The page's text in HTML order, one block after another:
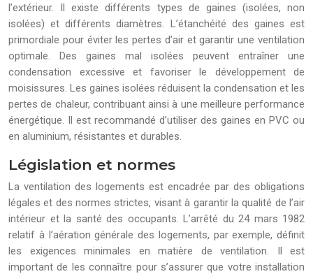
l’extérieur. Il existe différents types de gaines (isolées, non
isolées) et différents diamètres. L’étanchéité des gaines est
primordiale pour éviter les pertes d’air et garantir une ventilation
optimale. Des gaines mal isolées peuvent entraîner une
condensation excessive et favoriser le développement de
moisissures. Les gaines isolées réduisent la condensation et les
pertes de chaleur, contribuant ainsi à une meilleure performance
énergétique. Il est recommandé d’utiliser des gaines en PVC ou
en aluminium, résistantes et durables.
Législation et normes
La ventilation des logements est encadrée par des obligations
légales et des normes strictes, visant à garantir la qualité de l’air
intérieur et la santé des occupants. L’arrêté du 24 mars 1982
relatif à l’aération générale des logements, par exemple, définit
les exigences minimales en matière de ventilation. Il est
important de les connaître pour s’assurer que votre installation